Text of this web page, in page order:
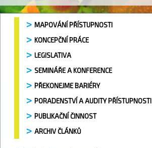
MAPOVÁNÍ PŘÍSTUPNOSTI
KONCEPČNÍ PRÁCE
LEGISLATIVA
SEMINÁŘE A KONFERENCE
PŘEKONEJME BARIÉRY
PORADENSTVÍ A AUDITY PŘÍSTUPNOSTI
PUBLIKAČNÍ ČINNOST
ARCHIV ČLÁNKŮ